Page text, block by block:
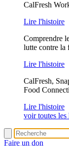
CalFresh
Lire l'histoire
Comprendre
lutte contre la
Lire l'histoire
CalFresh,
Food
Lire l'histoire
voir toutes les
Faire un don